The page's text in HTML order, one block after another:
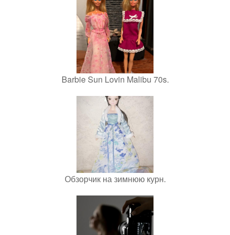
Barbie Sun Lovin Malibu 70s.
Обзорчик на зимнюю курн.